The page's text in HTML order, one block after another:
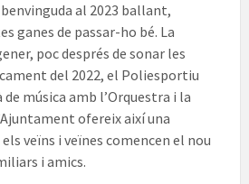
benvinguda al 2023 ballant,
ganes de passar-ho bé. La
poc després de sonar les
del 2022, el Poliesportiu
música amb l’Orquestra i la
ofereix així una
veïns i veïnes comencen el nou
i amics.